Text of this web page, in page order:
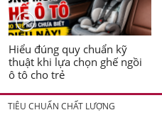
Hiểu đúng quy chuẩn kỹ
thuật khi lựa chọn ghế ngồi
ô tô cho trẻ
TIÊU CHUẨN CHẤT LƯỢNG